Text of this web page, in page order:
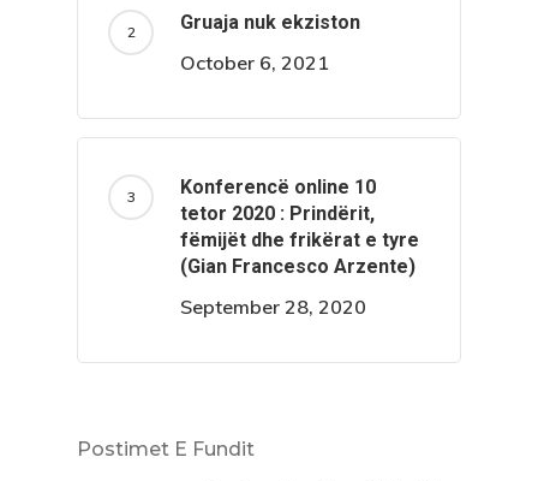
Gruaja nuk ekziston
October 6, 2021
Konferencë online 10
tetor 2020 : Prindërit,
fëmijët dhe frikërat e tyre
(Gian Francesco Arzente)
September 28, 2020
Postimet E Fundit